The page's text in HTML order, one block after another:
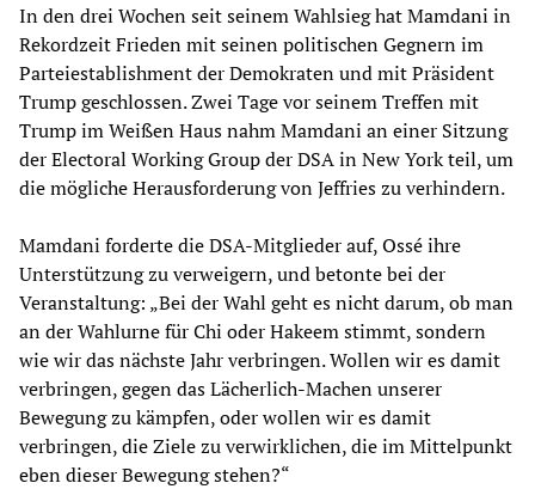
In den drei Wochen seit seinem Wahlsieg hat Mamdani in
Rekordzeit Frieden mit seinen politischen Gegnern im
Parteiestablishment der Demokraten und mit Präsident
Trump geschlossen. Zwei Tage vor seinem Treffen mit
Trump im Weißen Haus nahm Mamdani an einer Sitzung
der Electoral Working Group der DSA in New York teil, um
die mögliche Herausforderung von Jeffries zu verhindern.
Mamdani forderte die DSA-Mitglieder auf, Ossé ihre
Unterstützung zu verweigern, und betonte bei der
Veranstaltung: „Bei der Wahl geht es nicht darum, ob man
an der Wahlurne für Chi oder Hakeem stimmt, sondern
wie wir das nächste Jahr verbringen. Wollen wir es damit
verbringen, gegen das Lächerlich-Machen unserer
Bewegung zu kämpfen, oder wollen wir es damit
verbringen, die Ziele zu verwirklichen, die im Mittelpunkt
eben dieser Bewegung stehen?“